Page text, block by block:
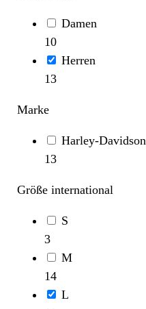
Damen
10
Herren
13
Marke
Harley-Davidson
13
Größe international
S
3
M
14
L